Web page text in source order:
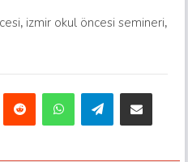
, izmir okul öncesi semineri,
PinterestReddit WhatsAppTelegram